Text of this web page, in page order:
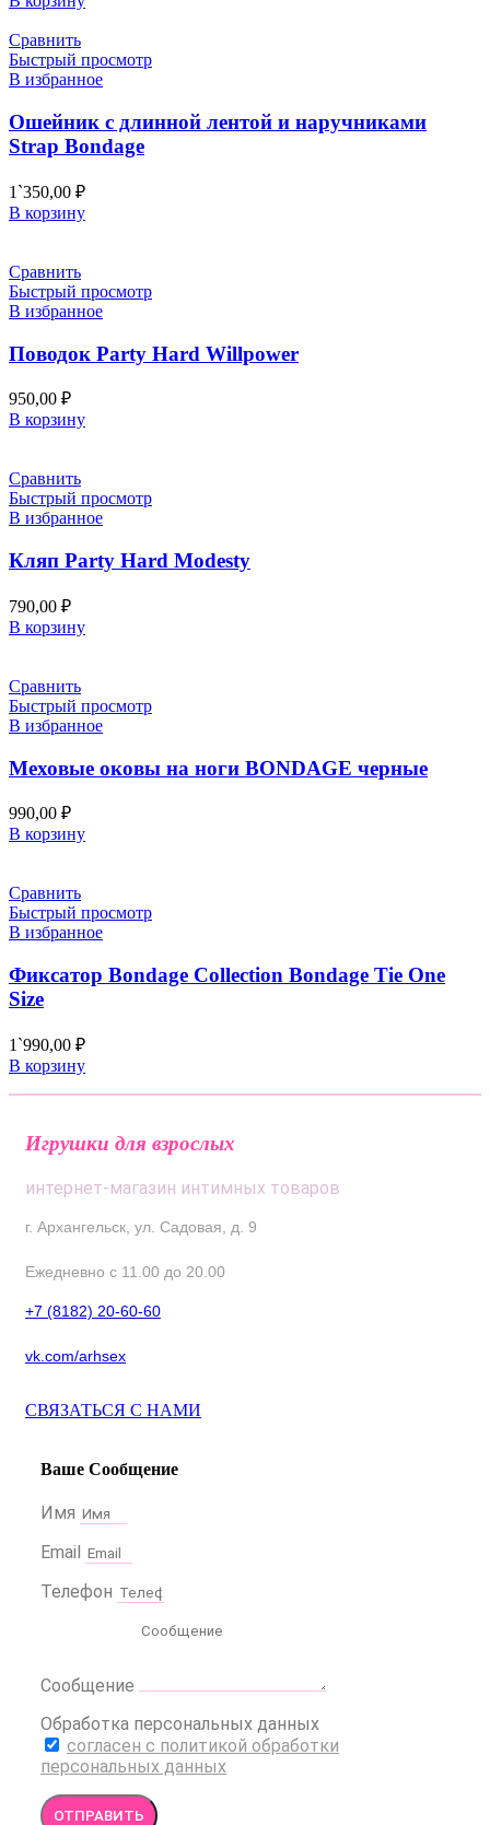
Сравнить
Быстрый просмотр
В избранное
Ошейник с длинной лентой и наручниками
Strap Bondage
1`350,00 ₽
В корзину
Сравнить
Быстрый просмотр
В избранное
Поводок Party Hard Willpower
950,00 ₽
В корзину
Сравнить
Быстрый просмотр
В избранное
Кляп Party Hard Modesty
790,00 ₽
В корзину
Сравнить
Быстрый просмотр
В избранное
Меховые оковы на ноги BONDAGE черные
990,00 ₽
В корзину
Сравнить
Быстрый просмотр
В избранное
Фиксатор Bondage Collection Bondage Tie One
Size
1`990,00 ₽
В корзину
Игрушки для взрослых
интернет-магазин интимных товаров
г. Архангельск, ул. Садовая, д. 9
Ежедневно с 11.00 до 20.00
+7 (8182) 20-60-60
vk.com/arhsex
СВЯЗАТЬСЯ С НАМИ
Ваше Сообщение
Имя
Email
Телефон
Сообщение
Обработка персональных данных
согласен с политикой обработки
персональных данных
ОТПРАВИТЬ